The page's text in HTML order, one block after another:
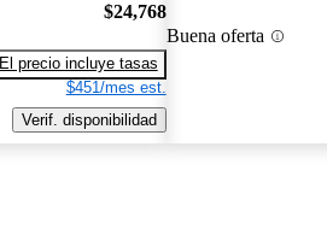
$24,768
El precio incluye tasas
$451/mes est.
Verif. disponibilidad
Buena oferta